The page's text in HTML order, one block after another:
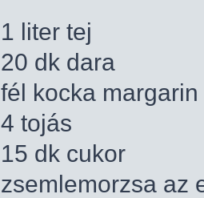
1 liter tej
20 dk dara
fél kocka margarin
4 tojás
15 dk cukor
zsemlemorzsa az